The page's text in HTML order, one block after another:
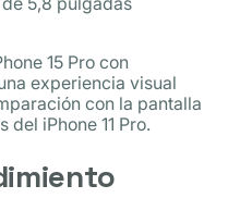
15 Pro con
experiencia visual
con la pantalla
iPhone 11 Pro.